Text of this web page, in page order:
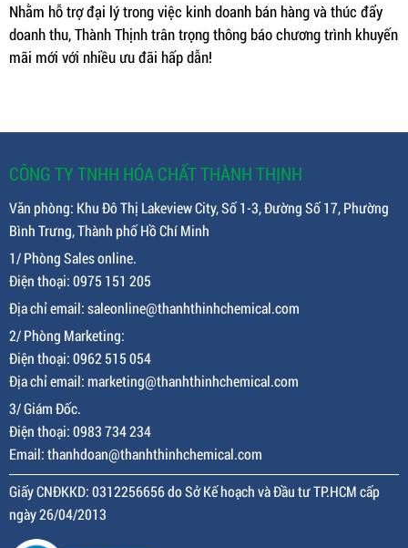
Nhằm hỗ trợ đại lý trong việc kinh doanh bán hàng và thúc đẩy
doanh thu, Thành Thịnh trân trọng thông báo chương trình khuyến
mãi mới với nhiều ưu đãi hấp dẫn!
CÔNG TY TNHH HÓA CHẤT THÀNH THỊNH
Văn phòng: Khu Đô Thị Lakeview City, Số 1-3, Đường Số 17, Phường
Bình Trưng, Thành phố Hồ Chí Minh
1/ Phòng Sales online.
Điện thoại: 0975 151 205
Địa chỉ email: saleonline@thanhthinhchemical.com
2/ Phòng Marketing:
Điện thoại: 0962 515 054
Địa chỉ email: marketing@thanhthinhchemical.com
3/ Giám Đốc.
Điện thoại: 0983 734 234
Email: thanhdoan@thanhthinhchemical.com
Giấy CNĐKKD: 0312256656 do Sở Kế hoạch và Đầu tư TP.HCM cấp
ngày 26/04/2013